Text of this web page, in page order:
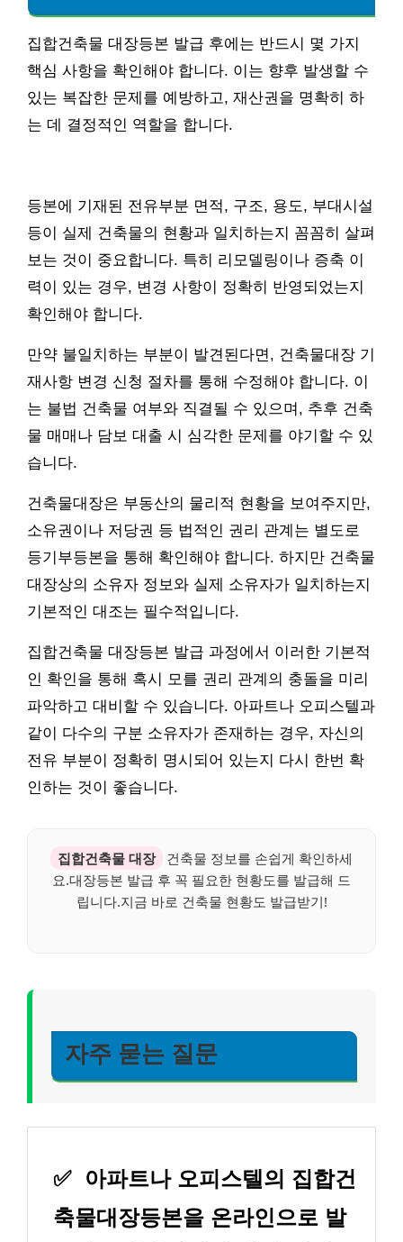
집합건축물 대장등본 발급 후에는 반드시 몇 가지
핵심 사항을 확인해야 합니다. 이는 향후 발생할 수
있는 복잡한 문제를 예방하고, 재산권을 명확히 하
는 데 결정적인 역할을 합니다.
등본에 기재된 전유부분 면적, 구조, 용도, 부대시설
등이 실제 건축물의 현황과 일치하는지 꼼꼼히 살펴
보는 것이 중요합니다. 특히 리모델링이나 증축 이
력이 있는 경우, 변경 사항이 정확히 반영되었는지
확인해야 합니다.
만약 불일치하는 부분이 발견된다면, 건축물대장 기
재사항 변경 신청 절차를 통해 수정해야 합니다. 이
는 불법 건축물 여부와 직결될 수 있으며, 추후 건축
물 매매나 담보 대출 시 심각한 문제를 야기할 수 있
습니다.
건축물대장은 부동산의 물리적 현황을 보여주지만,
소유권이나 저당권 등 법적인 권리 관계는 별도로
등기부등본을 통해 확인해야 합니다. 하지만 건축물
대장상의 소유자 정보와 실제 소유자가 일치하는지
기본적인 대조는 필수적입니다.
집합건축물 대장등본 발급 과정에서 이러한 기본적
인 확인을 통해 혹시 모를 권리 관계의 충돌을 미리
파악하고 대비할 수 있습니다. 아파트나 오피스텔과
같이 다수의 구분 소유자가 존재하는 경우, 자신의
전유 부분이 정확히 명시되어 있는지 다시 한번 확
인하는 것이 좋습니다.
집합건축물 대장
건축물 정보를 손쉽게 확인하세
요.대장등본 발급 후 꼭 필요한 현황도를 발급해 드
립니다.지금 바로 건축물 현황도 발급받기!
자주 묻는 질문
✅
아파트나 오피스텔의 집합건
축물대장등본을 온라인으로 발